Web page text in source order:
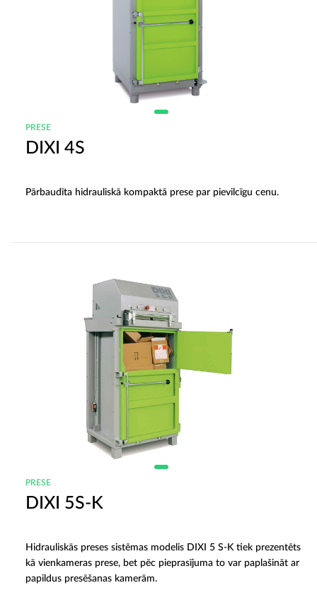
PRESE
DIXI 4S
Pārbaudīta hidrauliskā kompaktā prese par pievilcīgu cenu.
PRESE
DIXI 5S-K
Hidrauliskās preses sistēmas modelis DIXI 5 S-K tiek prezentēts
kā vienkameras prese, bet pēc pieprasījuma to var paplašināt ar
papildus presēšanas kamerām.